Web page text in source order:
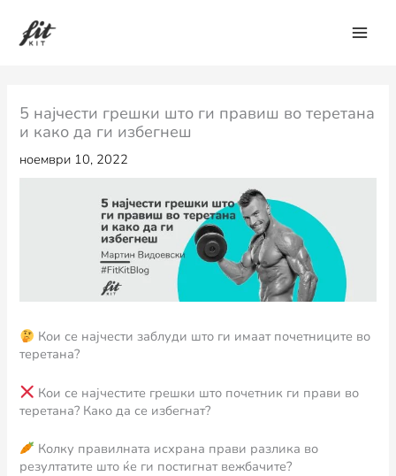
content
5 најчести грешки што ги правиш во теретана
и како да ги избегнеш
ноември 10, 2022
Кои се најчести заблуди што ги имаат почетниците во
теретана?
Кои се најчестите грешки што почетник ги прави во
теретана? Како да се избегнат?
Колку правилната исхрана прави разлика во
резултатите што ќе ги постигнат вежбачите?